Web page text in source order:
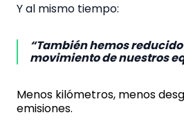
Y al mismo tiempo:
“También hemos reducido
movimiento de nuestros
Menos kilómetros, menos
emisiones.